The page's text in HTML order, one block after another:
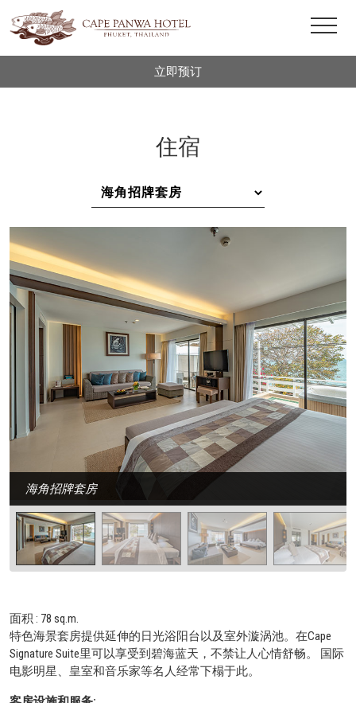
立即预订
住宿
海角招牌套房
面积 : 78 sq.m.
特色海景套房提供延伸的日光浴阳台以及室外漩涡池。在Cape
Signature Suite里可以享受到碧海蓝天，不禁让人心情舒畅。 国际
电影明星、皇室和音乐家等名人经常下榻于此。